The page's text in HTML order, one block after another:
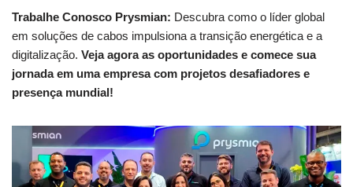
Trabalhe Conosco Prysmian: Descubra como o líder global
em soluções de cabos impulsiona a transição energética e a
digitalização. Veja agora as oportunidades e comece sua
jornada em uma empresa com projetos desafiadores e
presença mundial!